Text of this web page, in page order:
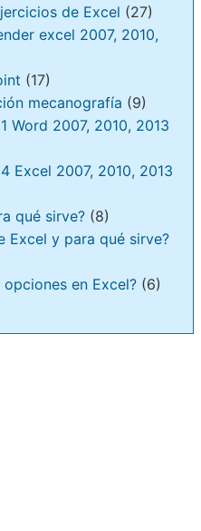
de Excel (27)
excel 2007, 2010,
(17)
mecanografía (9)
Word 2007, 2010, 2013
Excel 2007, 2010, 2013
qué sirve? (8)
Excel y para qué sirve?
en Excel? (6)